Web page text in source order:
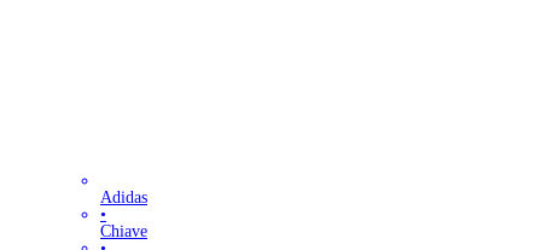
Adidas
•
Chiave